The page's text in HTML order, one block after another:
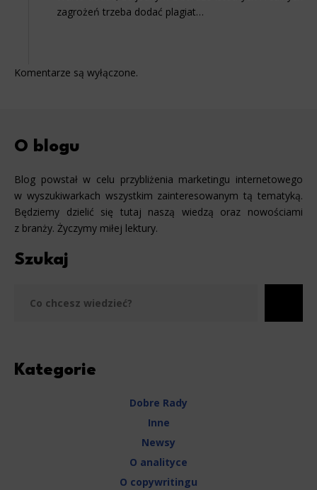
zagrożeń trzeba dodać plagiat…
Komentarze są wyłączone.
O blogu
Blog powstał w celu przybliżenia marketingu internetowego
w wyszukiwarkach wszystkim zainteresowanym tą tematyką.
Będziemy dzielić się tutaj naszą wiedzą oraz nowościami
z branży. Życzymy miłej lektury.
Szukaj
Kategorie
Dobre Rady
Inne
Newsy
O analityce
O copywritingu